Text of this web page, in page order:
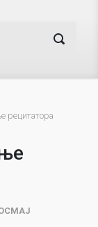
рецитатора